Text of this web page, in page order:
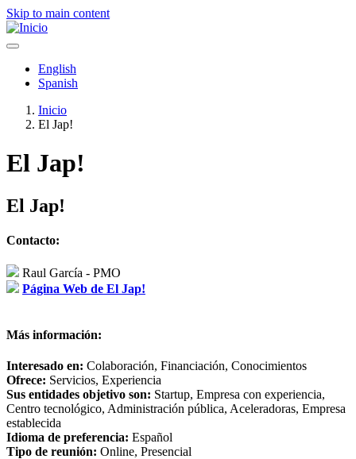
Skip to main content
English
Spanish
Ruta
de
navegación
Inicio
El Jap!
El Jap!
El Jap!
Contacto:
Raul García - PMO
Página Web de El Jap!
Más información:
Interesado en: Colaboración, Financiación, Conocimientos
Ofrece: Servicios, Experiencia
Sus entidades objetivo son: Startup, Empresa con experiencia,
Centro tecnológico, Administración pública, Aceleradoras, Empresa
establecida
Idioma de preferencia: Español
Tipo de reunión: Online, Presencial